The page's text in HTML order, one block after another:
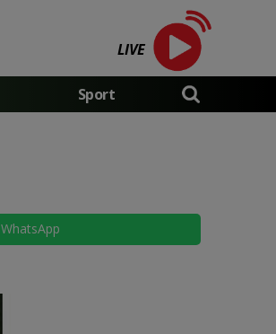
LIVE
Sport
WhatsApp